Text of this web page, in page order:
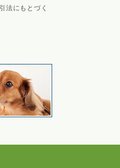
法にもとづく